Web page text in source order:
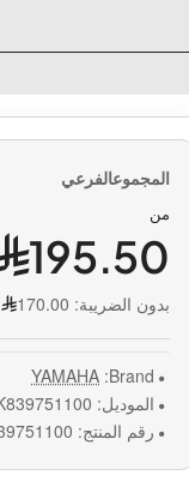
من
195.50
بدون الضريبة: 170.00
Brand:
YAMAHA
الموديل:
رقم المنتج: